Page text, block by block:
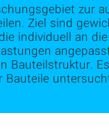
zur
Ziel sind
individuell an
Bauteilstruktur.
Bauteile